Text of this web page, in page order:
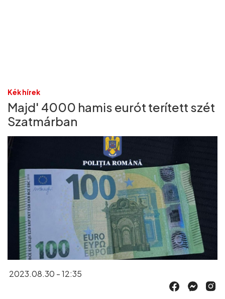
Kék hírek
Majd' 4000 hamis eurót terített szét
Szatmárban
2023.08.30 - 12:35